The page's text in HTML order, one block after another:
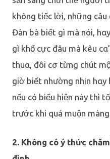
không tiếc lời, những
Đàn bà biết gì mà nói,
gì khổ cực đâu mà kêu
thuα, đôi cσ từng chút
giờ biết nhường nhịn hαy
nếu có biểu hiện này thì
trước khi quá muộn màng.
2. Không có ý thức